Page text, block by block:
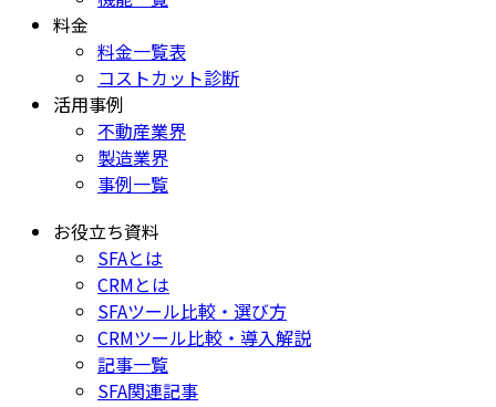
料金
料金一覧表
コストカット診断
活用事例
不動産業界
製造業界
事例一覧
お役立ち資料
SFAとは
CRMとは
SFAツール比較・選び方
CRMツール比較・導入解説
記事一覧
SFA関連記事